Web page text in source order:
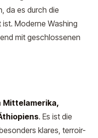
da es durch die
Moderne Washing
mit geschlossenen
Mittelamerika,
. Es ist die
klares, terroir-